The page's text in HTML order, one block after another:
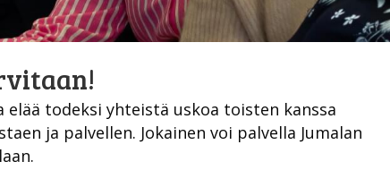
todeksi yhteistä uskoa toisten kanssa
ja palvellen. Jokainen voi palvella Jumalan